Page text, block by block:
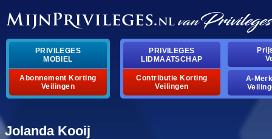
PRIVILEGES
MOBIEL
Abonnement Korting
Veilingen
PRIVILEGES
LIDMAATSCHAP
Contributie Korting
Veilingen
A-
Jolanda Kooij